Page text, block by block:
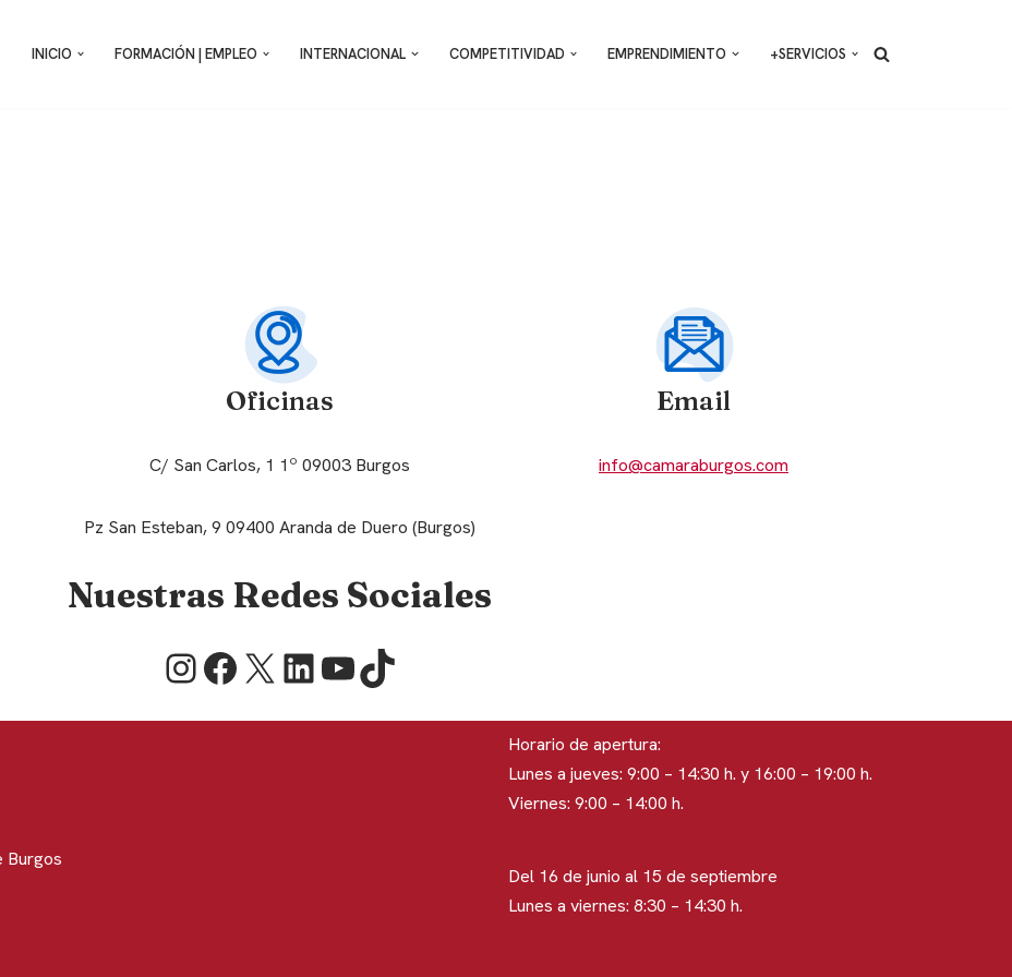
INICIO FORMACIÓN | EMPLEO INTERNACIONAL COMPETITIVIDAD EMPRENDIMIENTO +SERVICIOS
Oficinas
C/ San Carlos, 1 1º 09003 Burgos
Pz San Esteban, 9 09400 Aranda de Duero (Burgos)
Email
info@camaraburgos.com
Nuestras Redes Sociales
Burgos
Horario de apertura:
Lunes a jueves: 9:00 – 14:30 h. y 16:00 – 19:00 h.
Viernes: 9:00 – 14:00 h.
Del 16 de junio al 15 de septiembre
Lunes a viernes: 8:30 – 14:30 h.